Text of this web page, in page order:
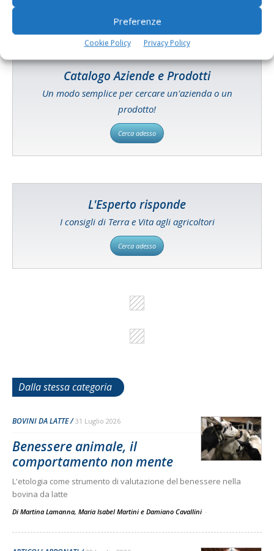
Preferenze
Cookie Policy Privacy Policy
Catalogo Aziende e Prodotti
Un modo semplice per cercare un'azienda o un
prodotto!
Cerca adesso
L'Esperto risponde
I consigli di Terra e Vita agli agricoltori
Cerca adesso
Dalla stessa categoria
BOVINI DA LATTE 31 Luglio 2026
Benessere animale, il
comportamento non mente
L'etologia come strumento di valutazione del benessere nella
bovina da latte
Di Martina Lamanna, Maria Isabel Martini e Damiano Cavallini -